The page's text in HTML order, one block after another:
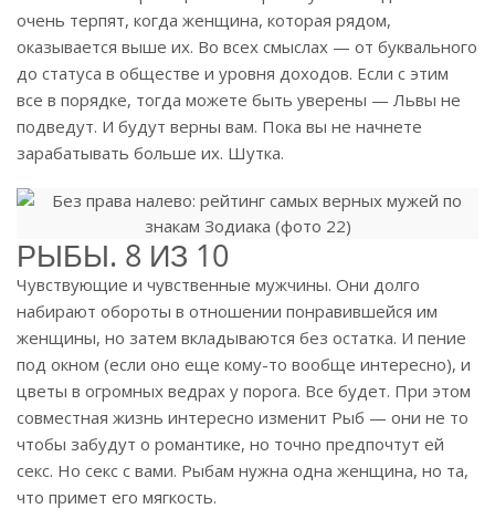
очень терпят, когда женщина, которая рядом,
оказывается выше их. Во всех смыслах — от буквального
до статуса в обществе и уровня доходов. Если с этим
все в порядке, тогда можете быть уверены — Львы не
подведут. И будут верны вам. Пока вы не начнете
зарабатывать больше их. Шутка.
РЫБЫ. 8 ИЗ 10
Чувствующие и чувственные мужчины. Они долго
набирают обороты в отношении понравившейся им
женщины, но затем вкладываются без остатка. И пение
под окном (если оно еще кому-то вообще интересно), и
цветы в огромных ведрах у порога. Все будет. При этом
совместная жизнь интересно изменит Рыб — они не то
чтобы забудут о романтике, но точно предпочтут ей
секс. Но секс с вами. Рыбам нужна одна женщина, но та,
что примет его мягкость.